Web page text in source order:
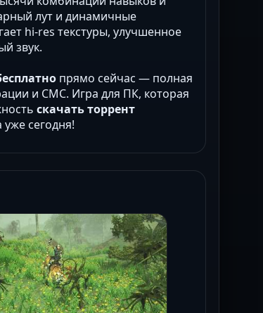
лут и динамичные
hi-res текстуры, улучшенное
звук.
прямо сейчас — полная
и СМС. Игра для ПК, которая
скачать торрент
сегодня!